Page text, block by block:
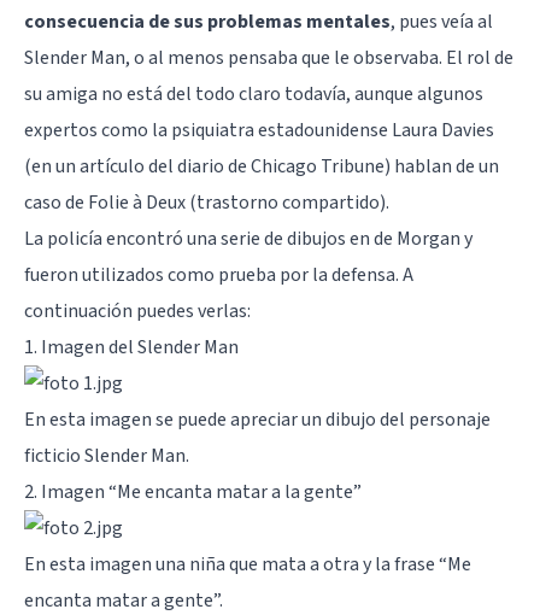
consecuencia de sus problemas mentales, pues veía al
Slender Man, o al menos pensaba que le observaba. El rol de
su amiga no está del todo claro todavía, aunque algunos
expertos como la psiquiatra estadounidense Laura Davies
(en un artículo del diario deChicago Tribune) hablan de un
caso de Folie à Deux (trastorno compartido).
La policía encontró una serie de dibujos en de Morgan y
fueron utilizados como prueba por la defensa. A
continuación puedes verlas:
1. Imagen del Slender Man
En esta imagen se puede apreciar un dibujo del personaje
ficticio Slender Man.
2. Imagen “Me encanta matar a la gente”
En esta imagen una niña que mata a otra y la frase “Me
encanta matar a gente”.